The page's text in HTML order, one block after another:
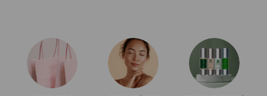
erahnen.
MBR kreiert einzigartige, luxuriöse Kosmetik, die exklusiven
Ansprüchen gerecht wird. Jeder, der das Besondere liebt